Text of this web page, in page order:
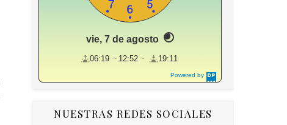
Powered by
DaysPedia.c
vie, 7 de agosto
06:19 12:52 19:11
NUESTRAS REDES SOCIALES